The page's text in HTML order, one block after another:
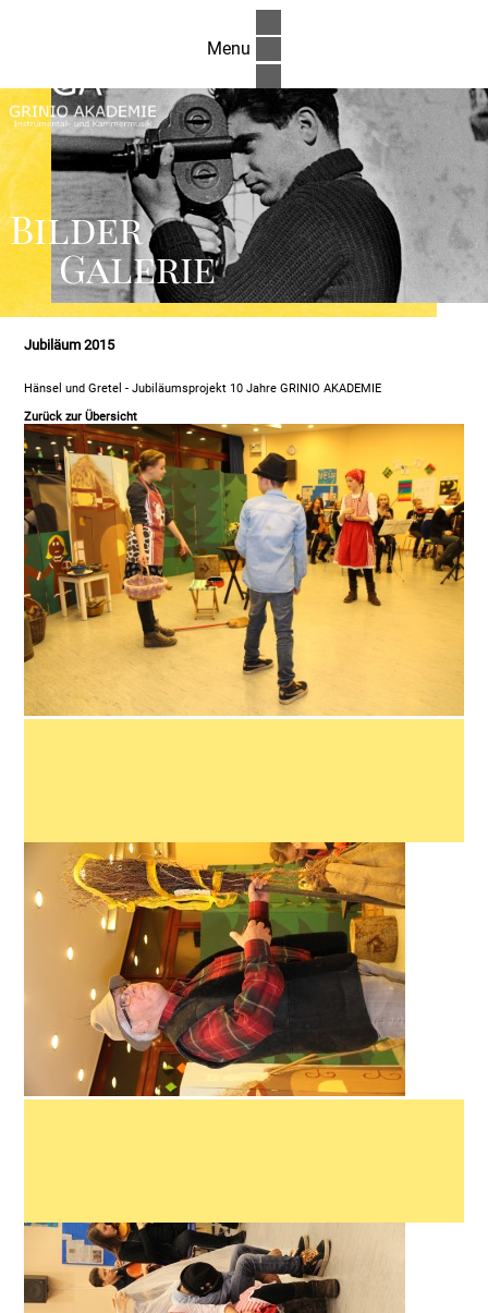
Menu
Bilder
Galerie
Jubiläum 2015
Hänsel und Gretel - Jubiläumsprojekt 10 Jahre GRINIO AKADEMIE
Zurück zur Übersicht